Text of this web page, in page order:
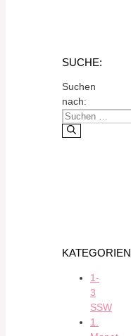
SUCHE:
Suchen
nach:
KATEGORIEN
1-
3
SSW
1.